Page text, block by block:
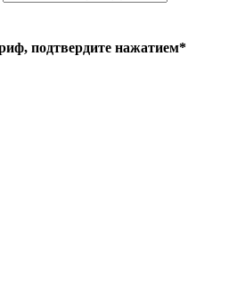
подтвердите нажатием*